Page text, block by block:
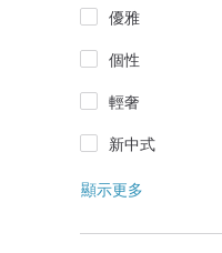
優雅
個性
輕奢
新中式
顯示更多